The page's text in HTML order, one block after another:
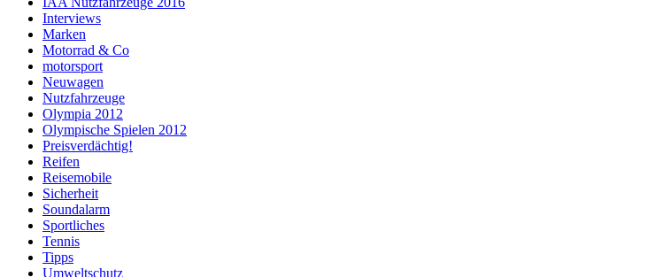
Interviews
Marken
Motorrad & Co
motorsport
Neuwagen
Nutzfahrzeuge
Olympia 2012
Olympische Spielen 2012
Preisverdächtig!
Reifen
Reisemobile
Sicherheit
Soundalarm
Sportliches
Tennis
Tipps
Umweltschutz